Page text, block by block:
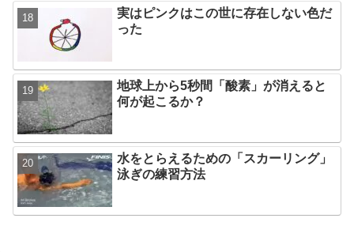
実はピンクはこの世に存在しない色だ
った
地球上から5秒間「酸素」が消えると
何が起こるか？
水をとらえるための「スカーリング」
泳ぎの練習方法